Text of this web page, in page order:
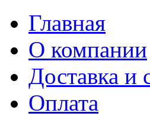
Главная
О компании
Доставка и
Оплата